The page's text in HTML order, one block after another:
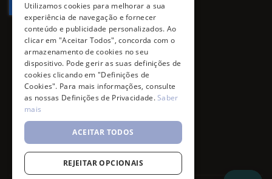
Utilizamos cookies para melhorar a sua
experiência de navegação e fornecer
conteúdo e publicidade personalizados. Ao
clicar em "Aceitar Todos", concorda com o
armazenamento de cookies no seu
dispositivo. Pode gerir as suas definições de
cookies clicando em "Definições de
Cookies". Para mais informações, consulte
as nossas Definições de Privacidade.Saber
mais
ACEITAR TODOS
REJEITAR OPCIONAIS